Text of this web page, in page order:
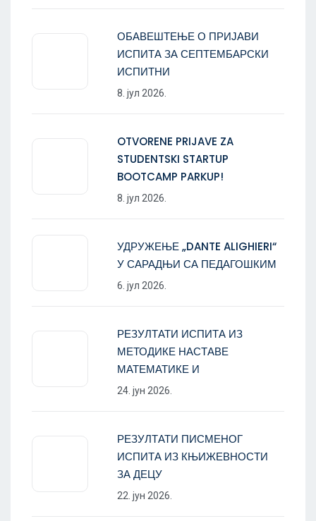
ОБАВЕШТЕЊЕ О ПРИЈАВИ
ИСПИТА ЗА СЕПТЕМБАРСКИ
ИСПИТНИ
8. јул 2026.
OTVORENE PRIJAVE ZA
STUDENTSKI STARTUP
BOOTCAMP PARKUP!
8. јул 2026.
УДРУЖЕЊЕ „DANTE ALIGHIERI“
У САРАДЊИ СА ПЕДАГОШКИМ
6. јул 2026.
РЕЗУЛТАТИ ИСПИТА ИЗ
МЕТОДИКЕ НАСТАВЕ
МАТЕМАТИКЕ И
24. јун 2026.
РЕЗУЛТАТИ ПИСМЕНОГ
ИСПИТА ИЗ КЊИЖЕВНОСТИ
ЗА ДЕЦУ
22. јун 2026.